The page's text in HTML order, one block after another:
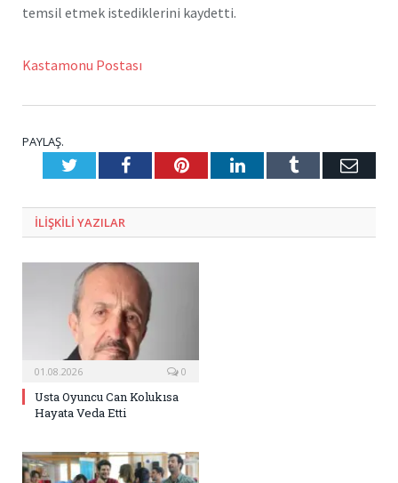
temsil etmek istediklerini kaydetti.
Kastamonu Postası
PAYLAŞ.
TwitterFacebookPinterestLinkedInTumblr E-
ILIŞKILI YAZILAR
01.08.2026 0
Usta Oyuncu Can Kolukısa
Hayata Veda Etti